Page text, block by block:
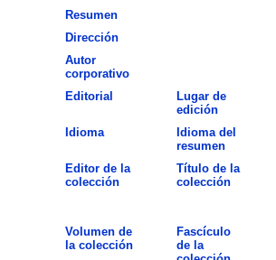
Resumen
Dirección
Autor
corporativo
Editorial
Lugar de
edición
Idioma
Idioma del
resumen
Editor de la
colección
Título de la
colección
Volumen de
la colección
Fascículo
de la